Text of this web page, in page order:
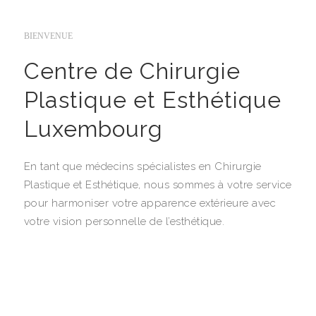
BIENVENUE
Centre de Chirurgie
Plastique et Esthétique
Luxembourg
En tant que médecins spécialistes en Chirurgie
Plastique et Esthétique, nous sommes à votre service
pour harmoniser votre apparence extérieure avec
votre vision personnelle de l’esthétique.